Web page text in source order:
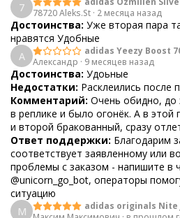
7
78720 Aleks.St · 2 месяца назад
Достоинства: Уже вторая пара
нравятся Удобные
А
adidas Yeezy Boost
Александр · 9 месяцев назад
Достоинства: Удоьные
Недостатки: Расклеились после
Комментарий: Очень обидно, до
в реплике и было огонёк. А в этой
и второй бракованный, сразу
Ответ поддержки: Благодарим
соответствует заявленному или
проблемы с заказом - напишите в
@unicorn_go_bot, операторы
ситуацию
М
adidas originals Nite